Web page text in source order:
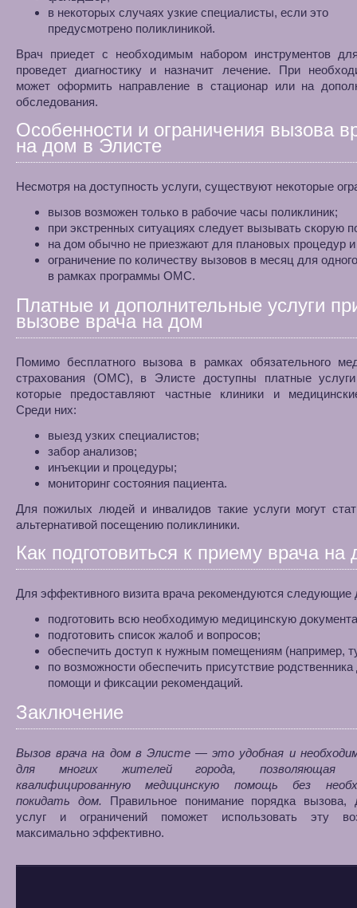
в некоторых случаях узкие специалисты, если это
предусмотрено поликлиникой.
Врач приедет с необходимым набором инструментов
проведет диагностику и назначит лечение. При
может оформить направление в стационар или на
обследования.
Особенности и ограничения вызова
на дом в Элисте
Несмотря на доступность услуги, существуют некоторые
вызов возможен только в рабочие часы поликлиник;
при экстренных ситуациях следует вызывать скорую
на дом обычно не приезжают для плановых процедур
ограничение по количеству вызовов в месяц для
в рамках программы ОМС.
Платные и дополнительные услуги
вызове врача на дом
Помимо бесплатного вызова в рамках обязательного
страхования (ОМС), в Элисте доступны платные
которые предоставляют частные клиники и
Среди них:
выезд узких специалистов;
забор анализов;
инъекции и процедуры;
мониторинг состояния пациента.
Для пожилых людей и инвалидов такие услуги могут
альтернативой посещению поликлиники.
Как подготовиться к приему врача на
Для эффективного визита врача рекомендуются следующие
подготовить всю необходимую медицинскую
подготовить список жалоб и вопросов;
обеспечить доступ к нужным помещениям (например,
по возможности обеспечить присутствие
помощи и фиксации рекомендаций.
Заключение
Вызов врача на дом в Элисте — это удобная и
для многих жителей города, позволяющая
квалифицированную медицинскую помощь без
покидать дом. Правильное понимание порядка вызова,
услуг и ограничений поможет использовать эту
максимально эффективно.